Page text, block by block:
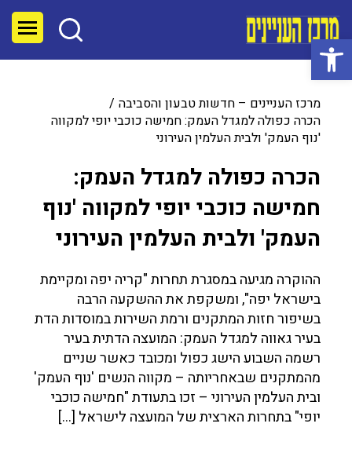
פתח סרגל נגישות
מרכז העניינים – חדשות טבעון והסביבה
הכרה כפולה למגדל העמק: חמישה כוכבי יופי למקווה
'נוף העמק' ולבית העלמין העירוני
הכרה כפולה למגדל העמק:
חמישה כוכבי יופי למקווה 'נוף
העמק' ולבית העלמין העירוני
ההוקרה מגיעה במסגרת תחרות "קריה יפה ומקיימת
בישראל יפה", ומשקפת את ההשקעה הרבה
בשיפור חזות המתקנים ורמת השירות במוסדות הדת
בעיר גאווה למגדל העמק: המועצה הדתית בעיר
רשמה השבוע הישג כפול ומכובד כאשר שניים
מהמתקנים שבאחריותה – מקווה הנשים 'נוף העמק'
ובית העלמין העירוני – זכו בתעודת "חמישה כוכבי
יופי" בתחרות הארצית של המועצה לישראל […]